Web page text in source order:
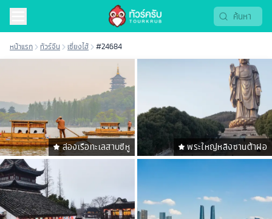
หน้าแรก ทัวร์จีน เซี่ยงไฮ้ #24684
ล่องเรือทะเลสาบซีหู พระใหญ่หลิงซานต้าฝอ